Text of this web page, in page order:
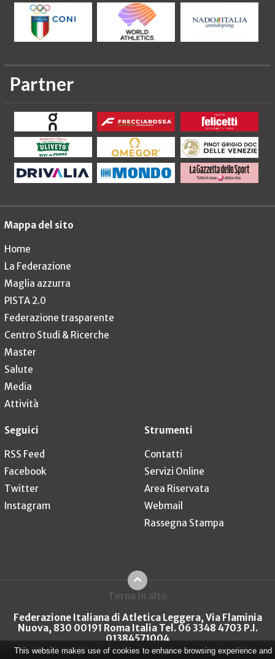
Partner
Mappa del sito
Home
La Federazione
Maglia azzurra
PISTA 2.0
Federazione trasparente
Centro Studi & Ricerche
Master
Salute
Media
Attività
Seguici
RSS Feed
Facebook
Twitter
Instagram
Strumenti
Contatti
Servizi Online
Area Riservata
Webmail
Rassegna Stampa
Torna in alto
Federazione Italiana di Atletica Leggera, Via Flaminia
Nuova, 830 00191 Roma Italia Tel. 06 3348 4703 P.I.
01384571004
FIDAL Copyright © 2026 Privacy policy Cookie policy
This website makes use of cookies to enhance browsing experience and